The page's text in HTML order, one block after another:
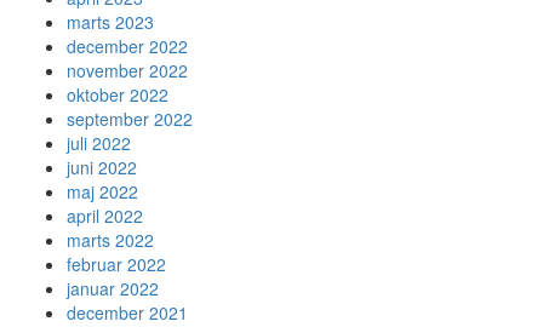
marts 2023
december 2022
november 2022
oktober 2022
september 2022
juli 2022
juni 2022
maj 2022
april 2022
marts 2022
februar 2022
januar 2022
december 2021